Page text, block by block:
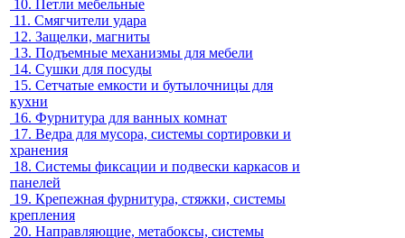
10. Петли мебельные
11. Смягчители удара
12. Защелки, магниты
13. Подъемные механизмы для мебели
14. Сушки для посуды
15. Сетчатые емкости и бутылочницы для
кухни
16. Фурнитура для ванных комнат
17. Ведра для мусора, системы сортировки и
хранения
18. Системы фиксации и подвески каркасов и
панелей
19. Крепежная фурнитура, стяжки, системы
крепления
20. Направляющие, метабоксы, системы